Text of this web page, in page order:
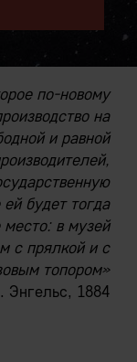
по-новому
на
и равной
будет тогда
в музей
с прялкой и с
топором»
Энгельс, 1884